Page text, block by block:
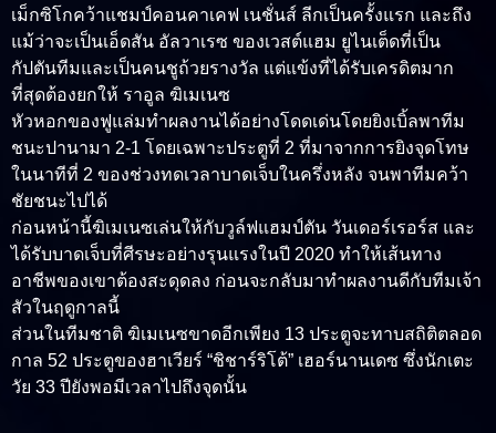
เม็กซิโกคว้าแชมป์คอนคาเคฟ เนชั่นส์ ลีกเป็นครั้งแรก และถึง
แม้ว่าจะเป็นเอ็ดสัน อัลวาเรซ ของเวสต์แฮม ยูไนเต็ดที่เป็น
กัปตันทีมและเป็นคนชูถ้วยรางวัล แต่แข้งที่ได้รับเครดิตมาก
ที่สุดต้องยกให้ ราอูล ฆิเมเนซ
หัวหอกของฟูแล่มทำผลงานได้อย่างโดดเด่นโดยยิงเบิ้ลพาทีม
ชนะปานามา 2-1 โดยเฉพาะประตูที่ 2 ที่มาจากการยิงจุดโทษ
ในนาทีที่ 2 ของช่วงทดเวลาบาดเจ็บในครึ่งหลัง จนพาทีมคว้า
ชัยชนะไปได้
ก่อนหน้านี้ฆิเมเนซเล่นให้กับวูล์ฟแฮมป์ตัน วันเดอร์เรอร์ส และ
ได้รับบาดเจ็บที่ศีรษะอย่างรุนแรงในปี 2020 ทำให้เส้นทาง
อาชีพของเขาต้องสะดุดลง ก่อนจะกลับมาทำผลงานดีกับทีมเจ้า
สัวในฤดูกาลนี้
ส่วนในทีมชาติ ฆิเมเนซขาดอีกเพียง 13 ประตูจะทาบสถิติตลอด
กาล 52 ประตูของฮาเวียร์ “ชิชาร์ริโต้” เฮอร์นานเดซ ซึ่งนักเตะ
วัย 33 ปียังพอมีเวลาไปถึงจุดนั้น